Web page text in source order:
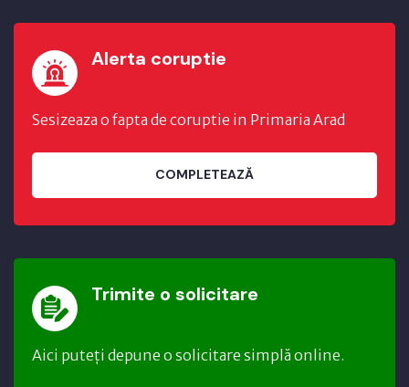
Alerta coruptie
Sesizeaza o fapta de coruptie in Primaria Arad
COMPLETEAZĂ
Trimite o solicitare
Aici puteți depune o solicitare simplă online.